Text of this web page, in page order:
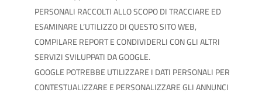
PERSONALI RACCOLTI ALLO SCOPO DI TRACCIARE ED
ESAMINARE L’UTILIZZO DI QUESTO SITO WEB,
COMPILARE REPORT E CONDIVIDERLI CON GLI ALTRI
SERVIZI SVILUPPATI DA GOOGLE.
GOOGLE POTREBBE UTILIZZARE I DATI PERSONALI PER
CONTESTUALIZZARE E PERSONALIZZARE GLI ANNUNCI